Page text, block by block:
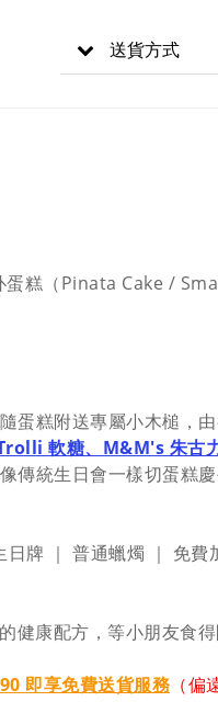
送貨方式
糕（Pinata Cake /
蛋糕附送專屬小木槌，
軟糖、M&M's 朱古
傳統生日會一樣切蛋糕
日牌 ｜ 普通蠟燭 ｜ 免
健康配方，等小朋友食
即享免費送貨服務 （